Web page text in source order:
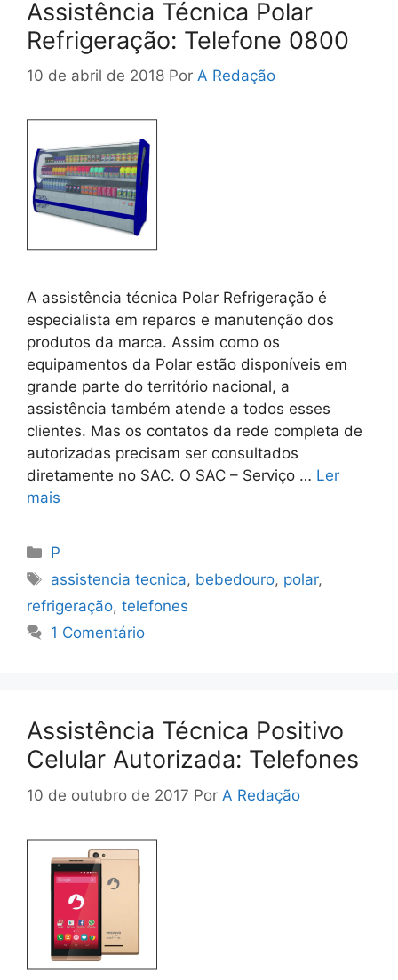
Assistência Técnica Polar
Refrigeração: Telefone 0800
10 de abril de 2018 Por A Redação
A assistência técnica Polar Refrigeração é
especialista em reparos e manutenção dos
produtos da marca. Assim como os
equipamentos da Polar estão disponíveis em
grande parte do território nacional, a
assistência também atende a todos esses
clientes. Mas os contatos da rede completa de
autorizadas precisam ser consultados
diretamente no SAC. O SAC – Serviço … Ler
mais
Categorias
P
Tags
assistencia tecnica, bebedouro, polar,
refrigeração, telefones
1 Comentário
Assistência Técnica Positivo
Celular Autorizada: Telefones
10 de outubro de 2017 Por A Redação